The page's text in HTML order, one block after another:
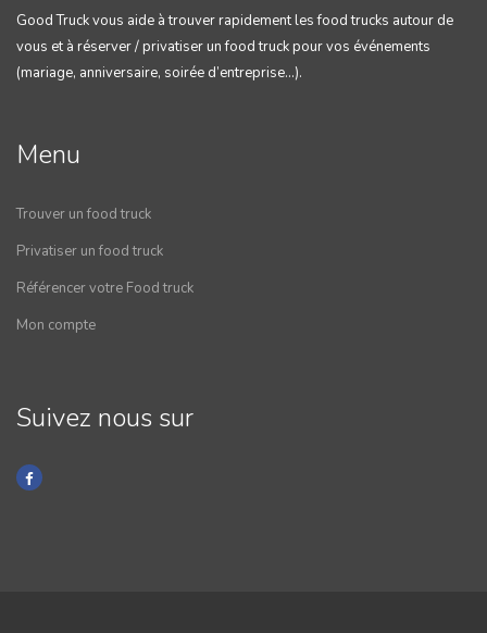
Good Truck vous aide à trouver rapidement les food trucks autour de
vous et à réserver / privatiser un food truck pour vos événements
(mariage, anniversaire, soirée d’entreprise…).
Menu
Trouver un food truck
Privatiser un food truck
Référencer votre Food truck
Mon compte
Suivez nous sur